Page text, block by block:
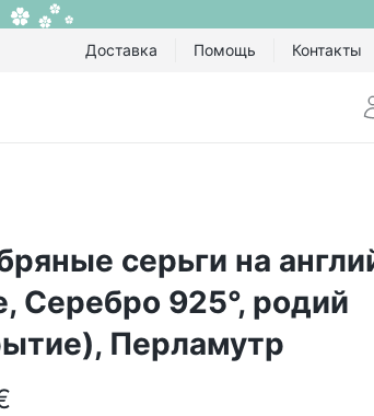
Доставка Помощь Контакты
серьги на
Серебро 925°, родий
Перламутр